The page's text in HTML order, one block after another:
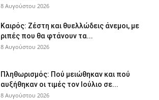
8 Αυγούστου 2026
Καιρός: Ζέστη και θυελλώδεις άνεμοι, με
ριπές που θα φτάνουν τα...
8 Αυγούστου 2026
Πληθωρισμός: Πού μειώθηκαν και πού
αυξήθηκαν οι τιμές τον Ιούλιο σε...
8 Αυγούστου 2026